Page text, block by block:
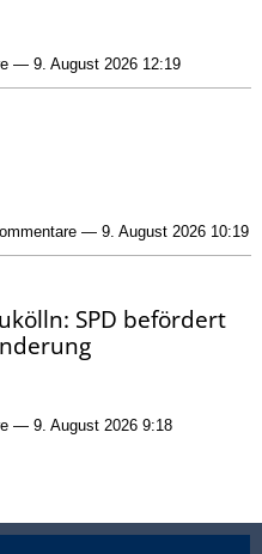
— 9. August 2026 12:19
— 9. August 2026 10:19
SPD befördert
— 9. August 2026 9:18